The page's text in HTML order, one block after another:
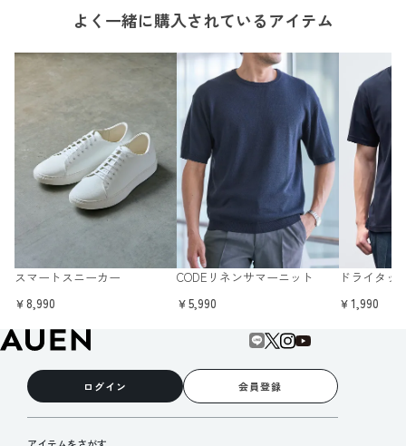
よく一緒に購入されているアイテム
スマートスニーカー
￥8,990
CODEリネンサマーニット
￥5,990
ドライタッ
￥1,990
ログイン 会員登録